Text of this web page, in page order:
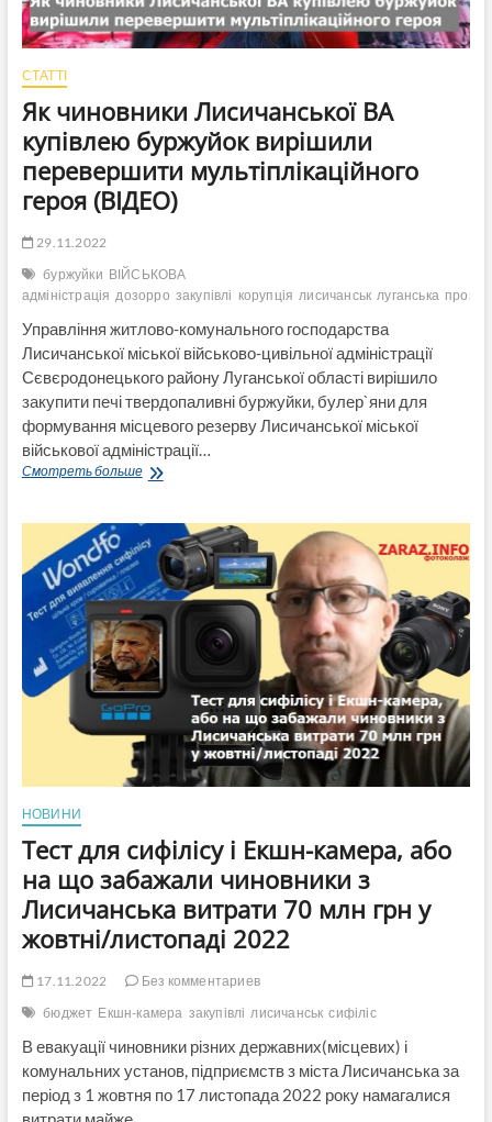
Київ!
СТАТТІ
Як чиновники Лисичанської ВА
купівлею буржуйок вирішили
перевершити мультіплікаційного
героя (ВІДЕО)
29.11.2022
буржуйки ВІЙСЬКОВА
адміністрація дозорро закупівлі корупція лисичанськ луганська
Управління житлово-комунального господарства
Лисичанської міської військово-цивільної адміністрації
Сєвєродонецького району Луганської області вирішило
закупити печі твердопаливні буржуйки, булер`яни для
формування місцевого резерву Лисичанської міської
військової адміністрації…
Смотреть большеЯк
ВА
купівлею
буржуйок
вирішили
перевершити
мультіплікаційного
героя
(ВІДЕО)
НОВИНИ
Тест для сифілісу і Екшн-камера, або
на що забажали чиновники з
Лисичанська витрати 70 млн грн у
жовтні/листопаді 2022
17.11.2022
Без комментариев
бюджет Екшн-камера закупівлі лисичанськ сифіліс
В евакуації чиновники різних державних(місцевих) і
комунальних установ, підприємств з міста Лисичанська за
період з 1 жовтня по 17 листопада 2022 року намагалися